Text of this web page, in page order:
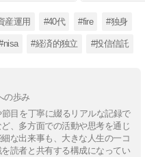
産運用 #40代 #fire #独身
#経済的独立 #投信信託
の歩み
目を丁寧に綴るリアルな記録で
、多方面での活動や思考を通じ
な出来事も、大きな人生の一コ
読者と共有する構成になってい